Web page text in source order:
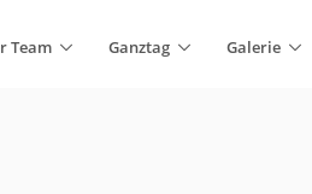
Team Ganztag Galerie